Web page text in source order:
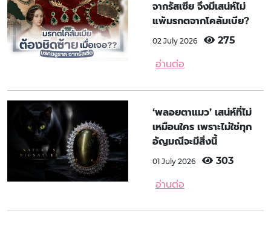
จากรัสเซีย จึงมีเสน่ห์ไม่
แพ้มรกตจากโคลัมเบีย?
02 July 2026 275
อ่านต่อ
‘พลอยตาแมว’ เสน่ห์ที่ไม่
เหมือนใคร เพราะไม่ใช่ทุก
อัญมณีจะมีสิ่งนี้
01 July 2026 303
อ่านต่อ